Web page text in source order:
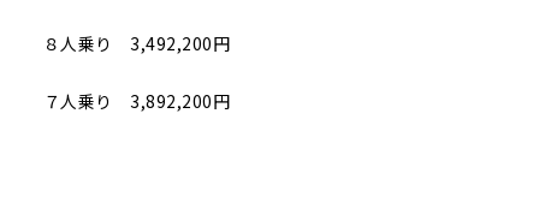
８人乗り 3,492,200円
７人乗り 3,892,200円